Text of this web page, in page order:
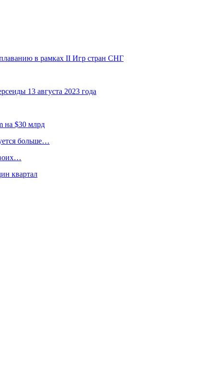
плаванию в рамках II Игр стран СНГ
13 августа 2023 года
на $30 млрд
больше…
квартал